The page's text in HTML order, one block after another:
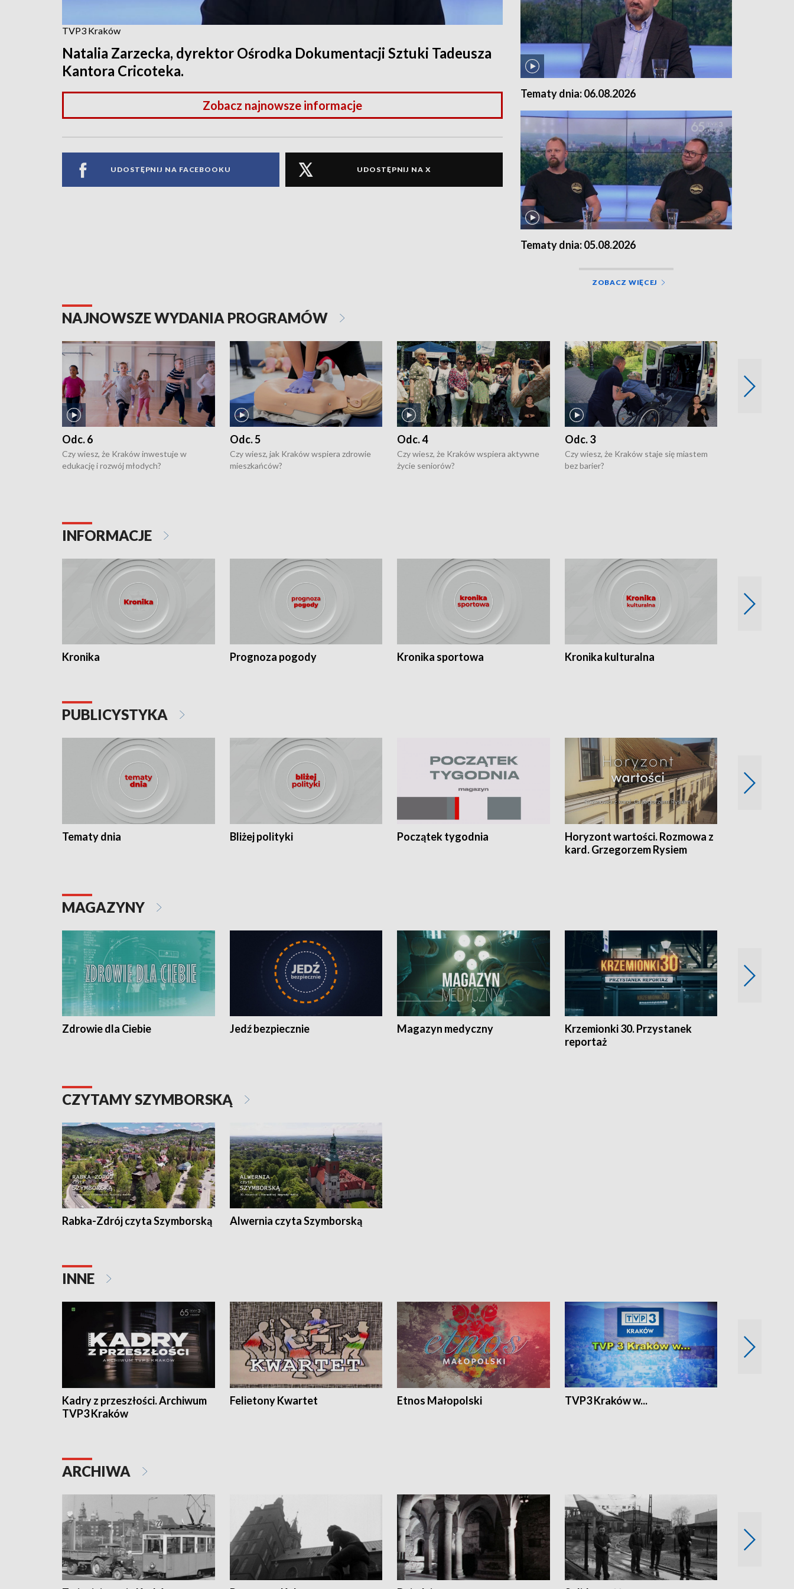
TVP3 Kraków
Natalia Zarzecka, dyrektor Ośrodka Dokumentacji Sztuki Tadeusza
Kantora Cricoteka.
Zobacz najnowsze informacje
UDOSTĘPNIJ NA FACEBOOKU UDOSTĘPNIJ NA X
Tematy dnia: 06.08.2026
Tematy dnia: 05.08.2026
ZOBACZ WIĘCEJ
NAJNOWSZE WYDANIA PROGRAMÓW
Odc. 6
Czy wiesz, że Kraków inwestuje w
edukację i rozwój młodych?
Odc. 5
Czy wiesz, jak Kraków wspiera zdrowie
mieszkańców?
Odc. 4
Czy wiesz, że Kraków wspiera aktywne
życie seniorów?
Odc. 3
Czy wiesz, że Kraków staje się miastem
bez barier?
INFORMACJE
Kronika Prognoza pogody Kronika sportowa Kronika kulturalna
PUBLICYSTYKA
Tematy dnia Bliżej polityki Początek tygodnia
Horyzont wartości. Rozmowa z
kard. Grzegorzem Rysiem
MAGAZYNY
Zdrowie dla Ciebie Jedź bezpiecznie Magazyn medyczny
Krzemionki 30. Przystanek
reportaż
CZYTAMY SZYMBORSKĄ
Rabka-Zdrój czyta Szymborską Alwernia czyta Szymborską
INNE
Kadry z przeszłości. Archiwum
TVP3 Kraków
Felietony Kwartet Etnos Małopolski TVP3 Kraków w...
ARCHIWA